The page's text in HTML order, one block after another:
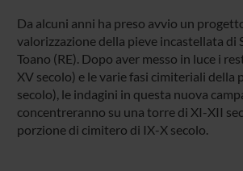
Da alcuni anni ha preso avvio un
valorizzazione della pieve incastellata di
Toano (RE). Dopo aver messo in luce i
XV secolo) e le varie fasi cimiteriali della
secolo), le indagini in questa nuova
concentreranno su una torre di XI-XII
porzione di cimitero di IX-X secolo.